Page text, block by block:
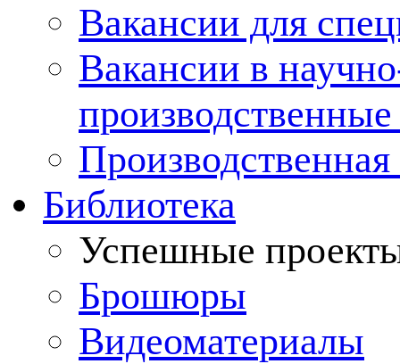
Вакансии для
Вакансии в
Производственная
Библиотека
Успешные
Брошюры
Видеоматериалы